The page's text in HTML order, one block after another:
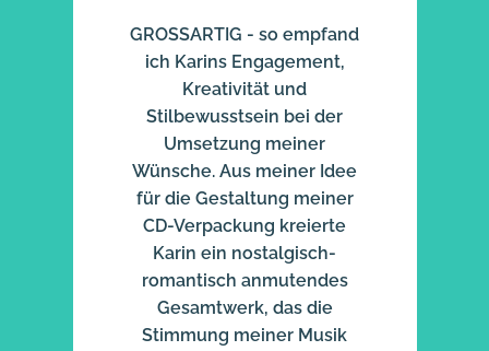
GROSSARTIG - so empfand
ich Karins Engagement,
Kreativität und
Stilbewusstsein bei der
Umsetzung meiner
Wünsche. Aus meiner Idee
für die Gestaltung meiner
CD-Verpackung kreierte
Karin ein nostalgisch-
romantisch anmutendes
Gesamtwerk, das die
Stimmung meiner Musik